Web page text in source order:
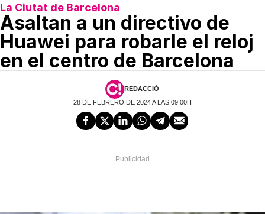
La Ciutat de Barcelona
Asaltan a un directivo de
Huawei para robarle el reloj
en el centro de Barcelona
REDACCIÓ
28 DE FEBRERO DE 2024 A LAS 09:00H